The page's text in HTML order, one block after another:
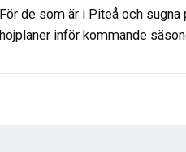
För de som är i Piteå och
hojplaner inför kommande